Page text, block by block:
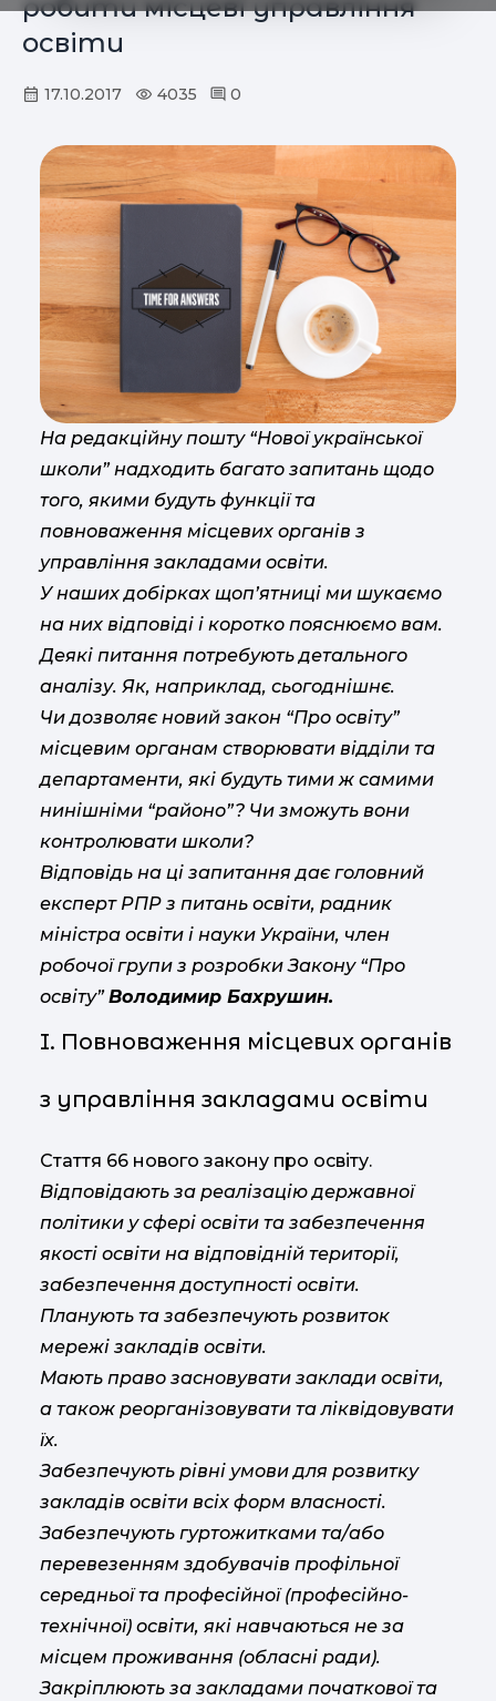
робити місцеві управління
освіти
17.10.2017 4035 0
На редакційну пошту “Нової української
школи” надходить багато запитань щодо
того, якими будуть функції та
повноваження місцевих органів з
управління закладами освіти.
У наших добірках щоп’ятниці ми шукаємо
на них відповіді і коротко пояснюємо вам.
Деякі питання потребують детального
аналізу. Як, наприклад, сьогоднішнє.
Чи дозволяє новий закон “Про освіту”
місцевим органам створювати відділи та
департаменти, які будуть тими ж самими
нинішніми “районо”? Чи зможуть вони
контролювати школи?
Відповідь на ці запитання дає головний
експерт РПР з питань освіти, радник
міністра освіти і науки України, член
робочої групи з розробки Закону “Про
освіту”Володимир Бахрушин.
I. Повноваження місцевих органів
з управління закладами освіти
Стаття 66 нового закону про освіту.
Відповідають за реалізацію державної
політики у сфері освіти та забезпечення
якості освіти на відповідній території,
забезпечення доступності освіти.
Планують та забезпечують розвиток
мережі закладів освіти.
Мають право засновувати заклади освіти,
а також реорганізовувати та ліквідовувати
їх.
Забезпечують рівні умови для розвитку
закладів освіти всіх форм власності.
Забезпечують гуртожитками та/або
перевезенням здобувачів профільної
середньої та професійної (професійно-
технічної) освіти, які навчаються не за
місцем проживання (обласні ради).
Закріплюють за закладами початкової та